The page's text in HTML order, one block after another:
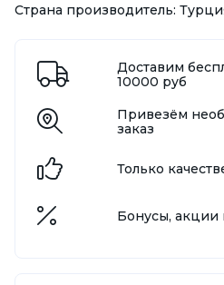
Страна производитель:
Доставим
10000 руб
Привезём
заказ
Только
Бонусы, акции